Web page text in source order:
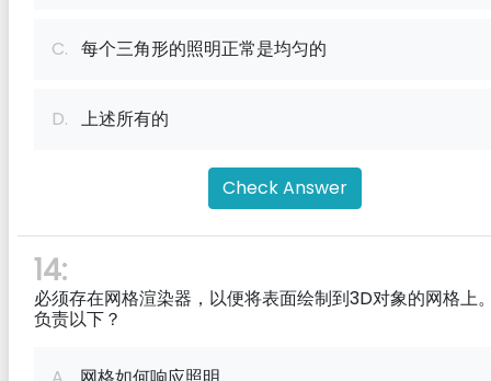
C. 每个三角形的照明正常是均匀的
D. 上述所有的
Check Answer
14:
必须存在网格渲染器，以便将表面绘制到3D对象的网格上
负责以下？